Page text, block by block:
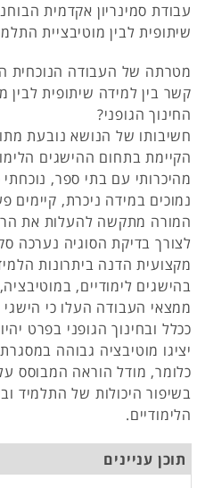
עבודת סמינריון אקדמית
שיתופית לבין מוטיבציית
מטרתה של העבודה הנוכחית
קשר בין למידה שיתופית לבין
החינוך הגופני?
חשיבותו של הנושא נובעת
הקיימת בתחום ההישגים
מהיכרותי עם בתי ספר, נוכחתי
נמוכים במידה ניכרת, קיימים
המורה מתקשה להעלות את
לצורך בדיקת הסוגיה נערכה
מקצועית הדנה ביתרונות
בהישגים לימודיים,
ממצאי העבודה העלו כי
ככלל ובחינוך הגופני בפרט
יציגו מוטיבציה גבוהה
כלומר, מודל הוראה המבוסס
בשיפור היכולות של התלמיד
הלימודיים.
תוכן עניינים